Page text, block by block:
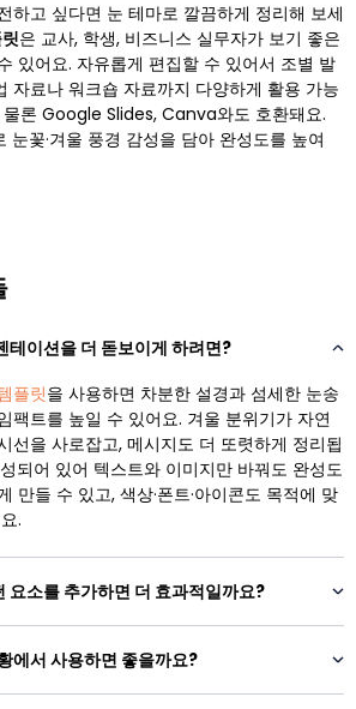
하고 싶다면 눈 테마로 깔끔하게 정리해 보세
은 교사, 학생, 비즈니스 실무자가 보기 좋은
있어요. 자유롭게 편집할 수 있어서 조별 발
자료나 워크숍 자료까지 다양하게 활용 가능
론 Google Slides, Canva와도 호환돼요.
눈꽃·겨울 풍경 감성을 담아 완성도를 높여
테이션을 더 돋보이게 하려면?
플릿을 사용하면 차분한 설경과 섬세한 눈송
팩트를 높일 수 있어요. 겨울 분위기가 자연
선을 사로잡고, 메시지도 더 또렷하게 정리됩
되어 있어 텍스트와 이미지만 바꿔도 완성도
만들 수 있고, 색상·폰트·아이콘도 목적에 맞
.
요소를 추가하면 더 효과적일까요?
에서 사용하면 좋을까요?